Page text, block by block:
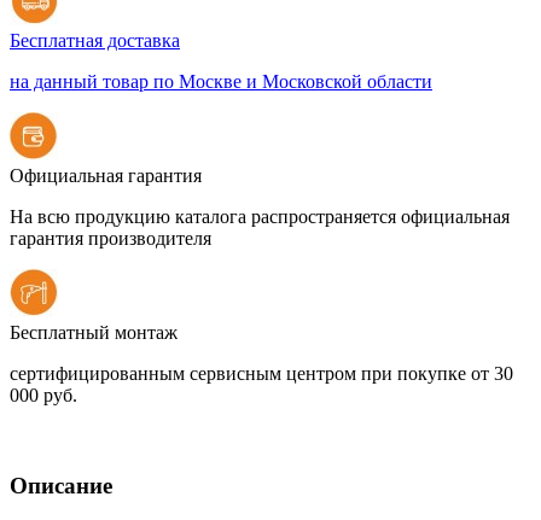
Бесплатная доставка
на данный товар по Москве и Московской области
Официальная гарантия
На всю продукцию каталога распространяется официальная
гарантия производителя
Бесплатный монтаж
сертифицированным сервисным центром при покупке от 30
000 руб.
Описание